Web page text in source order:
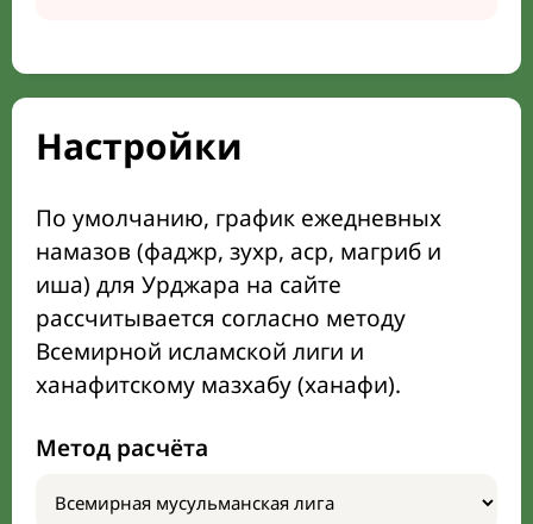
Настройки
По умолчанию, график ежедневных
намазов (фаджр, зухр, аср, магриб и
иша) для Урджара на сайте
рассчитывается согласно методу
Всемирной исламской лиги и
ханафитскому мазхабу (ханафи).
Метод расчёта